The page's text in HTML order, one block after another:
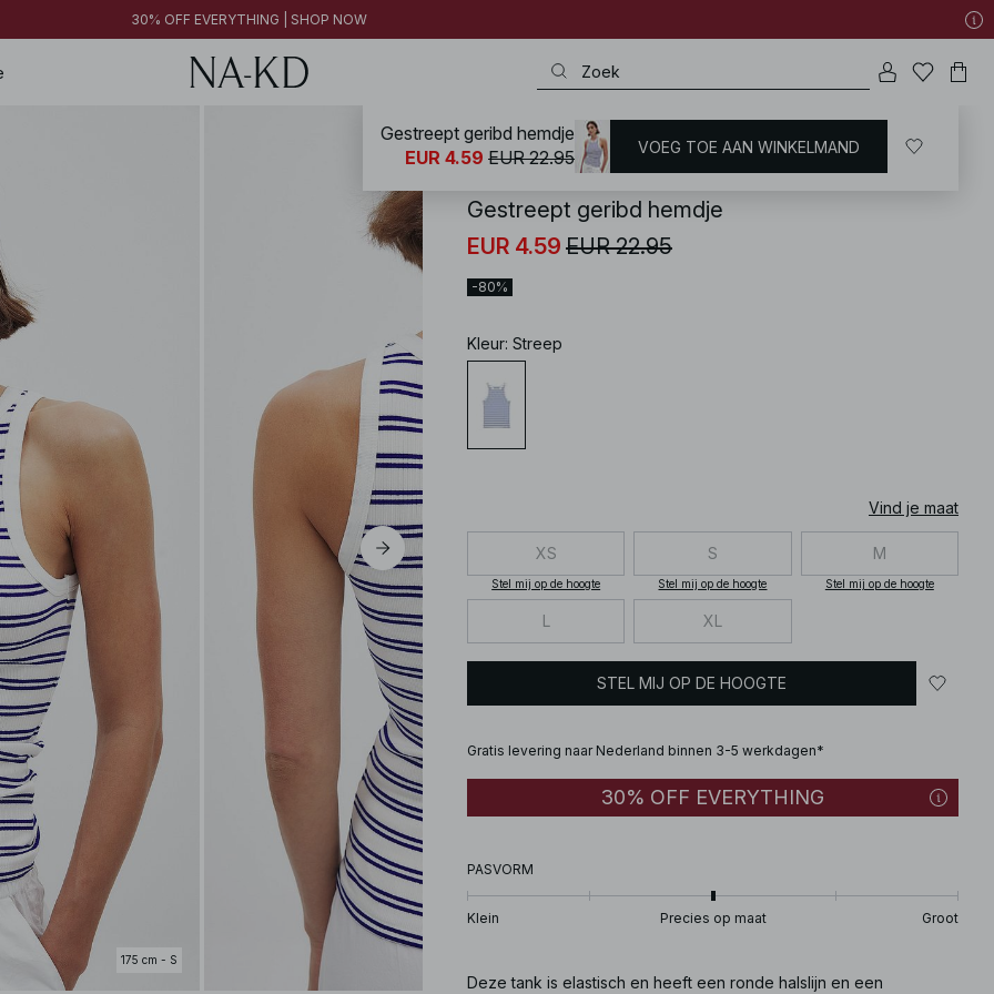
FINAL SALE | SHOP NOW
FINAL SALE | SHOP NOW
30% OFF EVERYTHING | SHOP NOW
175 cm - S
NA-KD / Tops / Mouwloze Tops
Gestreept geribd hemdje
EUR 4.59 EUR 22.95
-80%
Kleur: Streep
Vind je maat
XS
Stel mij op de hoogte
S
Stel mij op de hoogte
M
Stel mij op de hoogte
L XL
STEL MIJ OP DE HOOGTE
Gratis levering naar Nederland binnen 3-5 werkdagen*
30% OFF EVERYTHING
PASVORM
Klein Precies op maat Groot
Deze tank is elastisch en heeft een ronde halslijn en een
Gestreept geribd hemdje
EUR 4.59 EUR 22.95 VOEG TOE AAN WINKELMAND